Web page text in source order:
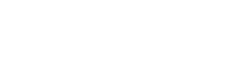
是如何保障安全的？